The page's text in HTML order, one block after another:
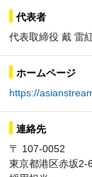
代表者
代表取締役 戴 雷
ホームページ
https://
連絡先
〒 107-0052
東京都港区赤坂2-